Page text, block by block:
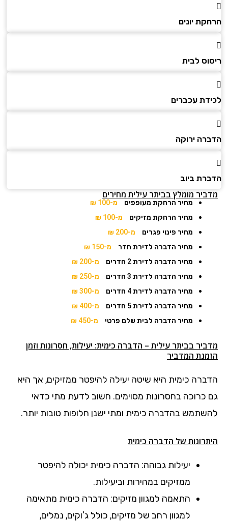
הרחקת יונים
ריסוס לבית
לכידת עכברים
הדברה ירוקה
הדברת ביוב
מדביר מומלץ בביתר עילית מחירים
מחיר הרחקת מעופפים
מ-100 ₪
מחיר הרחקת מזיקים
מ-100 ₪
מחיר פינוי פגרים
מ-200 ₪
מחיר הדברה לדירת חדר
מ-150 ₪
מחיר הדברה לדירת 2 חדרים
מ-200 ₪
מחיר הדברה לדירת 3 חדרים
מ-250 ₪
מחיר הדברה לדירת 4 חדרים
מ-300 ₪
מחיר הדברה לדירת 5 חדרים
מ-400 ₪
מחיר הדברה לבית שלם פרטי
מ-450 ₪
מדביר בביתר עילית – הדברה כימית: יעילות, חסרונות וזמן
הזמנת המדביר
הדברה כימית היא שיטה יעילה להיפטר ממזיקים, אך היא
גם כרוכה בחסרונות מסוימים. חשוב לדעת מתי כדאי
להשתמש בהדברה כימית ומתי ישנן חלופות טובות יותר.
היתרונות של הדברה כימית
יעילות גבוהה: הדברה כימית יכולה להיפטר
ממזיקים במהירות וביעילות.
התאמה למגוון מזיקים: הדברה כימית מתאימה
למגוון רחב של מזיקים, כולל ג'וקים, נמלים,